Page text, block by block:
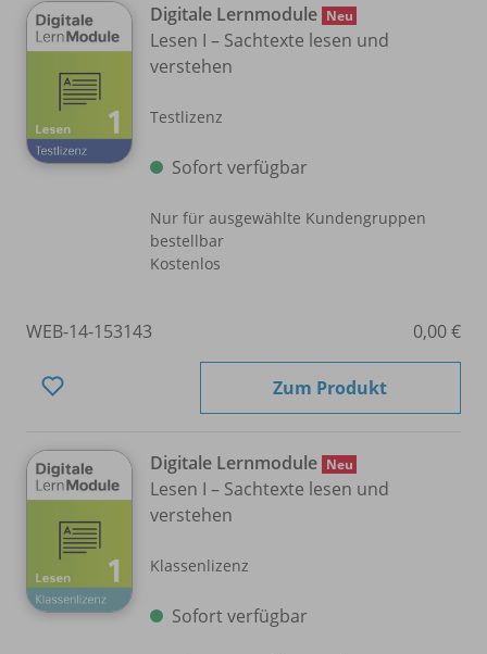
Digitale Lernmodule Neu
Lesen I – Sachtexte lesen und
verstehen
Testlizenz
Sofort verfügbar
Nur für ausgewählte Kundengruppen
bestellbar
Kostenlos
WEB-14-153143 0,00 €
Zum Produkt
Digitale Lernmodule Neu
Lesen I – Sachtexte lesen und
verstehen
Klassenlizenz
Sofort verfügbar